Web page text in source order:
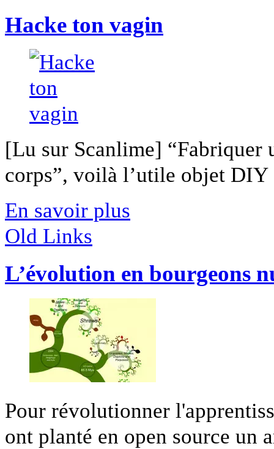
Hacke ton vagin
[Lu sur Scanlime] “Fabriquer
corps”, voilà l’utile objet
En savoir plus
Old Links
L’évolution en bourgeons
Pour révolutionner
ont planté en open source un